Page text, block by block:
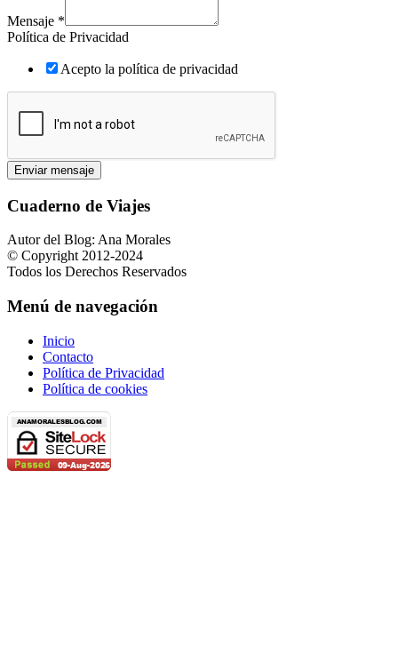
Mensaje *
Política de Privacidad
Acepto la política de privacidad
Enviar mensaje
Cuaderno de Viajes
Autor del Blog: Ana Morales
© Copyright 2012-2024
Todos los Derechos Reservados
Menú de navegación
Inicio
Contacto
Política de Privacidad
Política de cookies